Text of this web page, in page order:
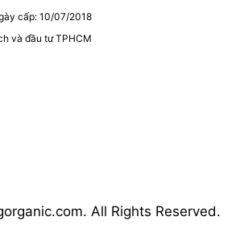
cấp: 10/07/2018
và đầu tư TPHCM
All Rights Reserved.